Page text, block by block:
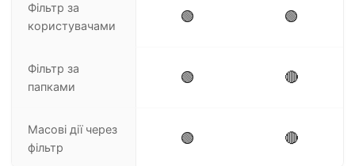
Фільтр за
користувачами
🟢 🟢
Фільтр за
папками
🟢 🔴
Масові дії через
фільтр
🟢 🔴